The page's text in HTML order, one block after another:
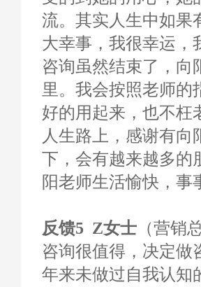
流。其实人生中如果
大幸事，我很幸运，
咨询虽然结束了，向
里。我会按照老师的
好的用起来，也不枉
人生路上，感谢有
下，会有越来越多的
阳老师生活愉快，事
反馈5 Z女士 （营销
咨询很值得，决定做
年来未做过自我认知